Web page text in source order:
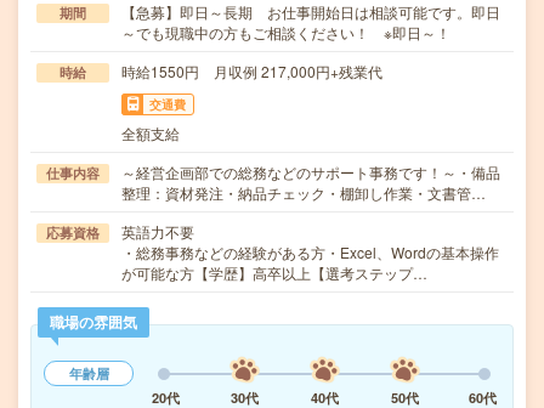
期間
【急募】即日～長期 お仕事開始日は相談可能です。即日
～でも現職中の方もご相談ください！ ※即日～！
時給 時給1550円 月収例 217,000円+残業代
交通費
全額支給
仕事内容
～経営企画部での総務などのサポート事務です！～・備品
整理：資材発注・納品チェック・棚卸し作業・文書管…
応募資格
英語力不要
・総務事務などの経験がある方・Excel、Wordの基本操作
が可能な方【学歴】高卒以上【選考ステップ…
職場の雰囲気
年齢層
20代
30代 40代 50代
60代